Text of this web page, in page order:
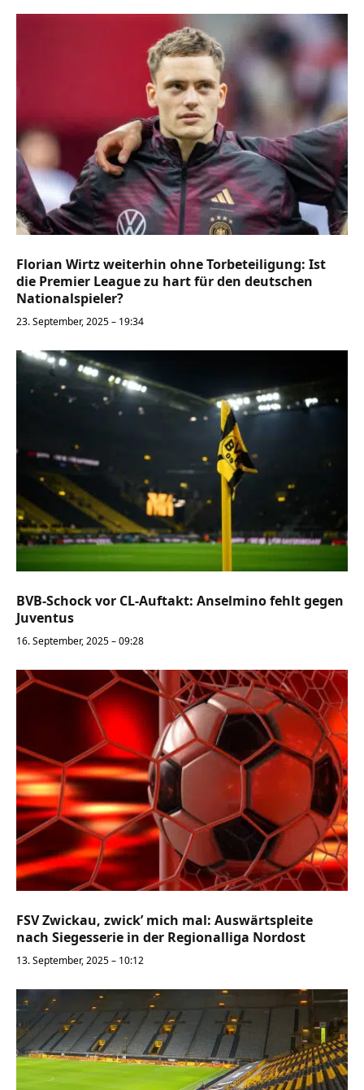
Florian Wirtz weiterhin ohne Torbeteiligung: Ist
die Premier League zu hart für den deutschen
Nationalspieler?
23. September, 2025 – 19:34
BVB-Schock vor CL-Auftakt: Anselmino fehlt gegen
Juventus
16. September, 2025 – 09:28
FSV Zwickau, zwick’ mich mal: Auswärtspleite
nach Siegesserie in der Regionalliga Nordost
13. September, 2025 – 10:12